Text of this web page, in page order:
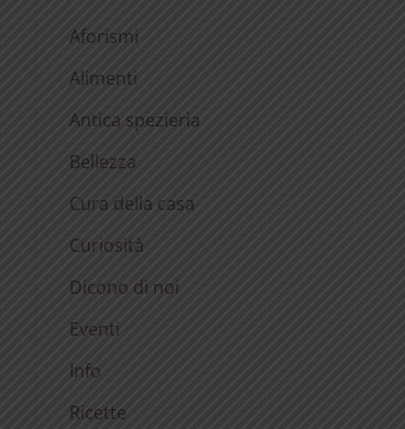
Aforismi
Alimenti
Antica spezieria
Bellezza
Cura della casa
Curiosità
Dicono di noi
Eventi
Info
Ricette